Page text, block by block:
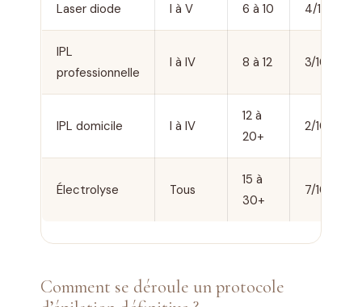
Laser diode I à V 6 à 10 4/10
IPL
professionnelle
I à IV 8 à 12 3/10
IPL domicile I à IV
12 à
20+
2/10
Électrolyse Tous
15 à
30+
7/10
Comment se déroule un protocole